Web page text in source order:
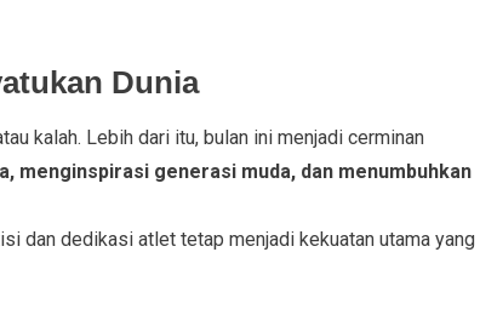
Dunia
kalah. Lebih dari itu, bulan ini menjadi cerminan
menginspirasi generasi muda, dan menumbuhkan
dan dedikasi atlet tetap menjadi kekuatan utama yang